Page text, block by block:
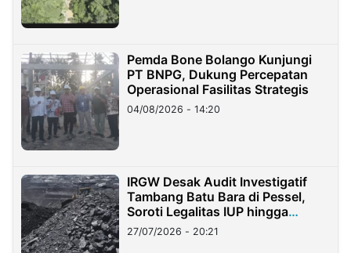
Pemda Bone Bolango Kunjungi
PT BNPG, Dukung Percepatan
Operasional Fasilitas Strategis
04/08/2026 - 14:20
IRGW Desak Audit Investigatif
Tambang Batu Bara di Pessel,
Soroti Legalitas IUP hingga
Stockpile
27/07/2026 - 20:21